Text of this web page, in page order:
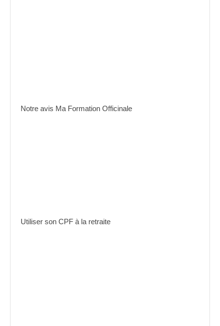
Notre avis Ma Formation Officinale
Utiliser son CPF à la retraite